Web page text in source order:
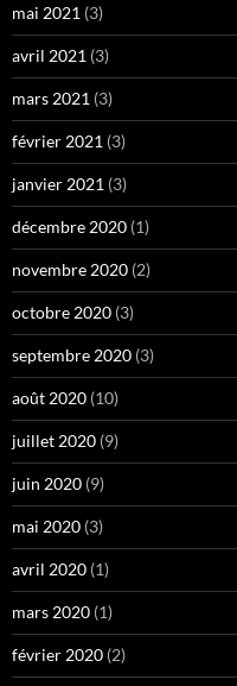
mai 2021 (3)
avril 2021 (3)
mars 2021 (3)
février 2021 (3)
janvier 2021 (3)
décembre 2020 (1)
novembre 2020 (2)
octobre 2020 (3)
septembre 2020 (3)
août 2020 (10)
juillet 2020 (9)
juin 2020 (9)
mai 2020 (3)
avril 2020 (1)
mars 2020 (1)
février 2020 (2)